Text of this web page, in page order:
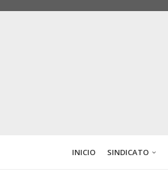
INICIO SINDICATO